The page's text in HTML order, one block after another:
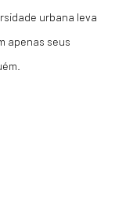
urbana leva
apenas seus